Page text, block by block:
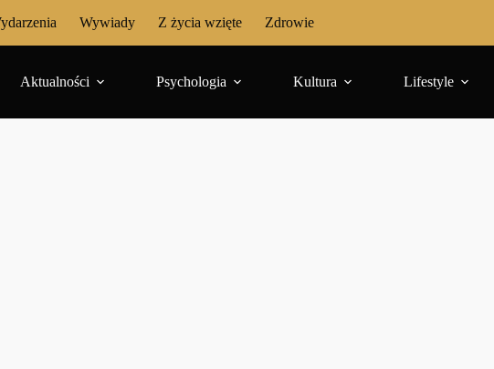
Wywiady Z życia wzięte Zdrowie
Aktualności Psychologia Kultura Lifestyle